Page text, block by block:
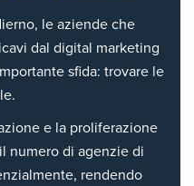
le aziende che
dal digital marketing
sfida: trovare le
e la proliferazione
numero di agenzie di
rendendo